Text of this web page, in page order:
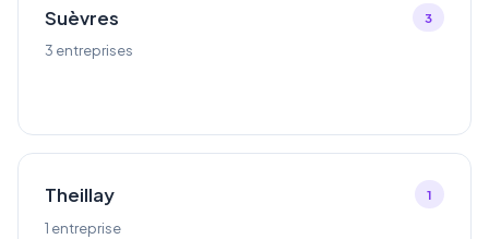
Suèvres
3 entreprises
3
Theillay
1 entreprise
1